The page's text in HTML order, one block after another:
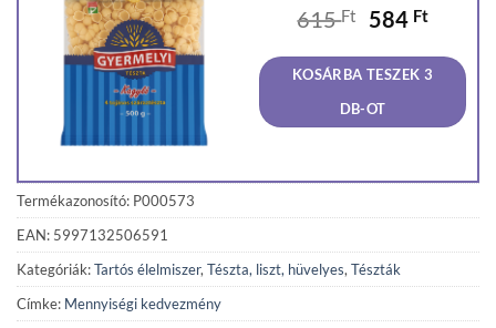
615Ft
Original
was:
615 Ft.
584 Ft
is:
584
KOSÁRBA TESZEK 3
DB-OT
Termékazonosító: P000573
EAN: 5997132506591
Kategóriák:Tartós élelmiszer, Tészta, liszt, hüvelyes, Tészták
Címke: Mennyiségi kedvezmény